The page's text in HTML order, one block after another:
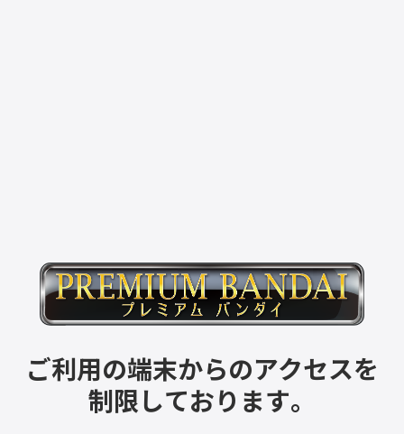
ご利用の端末からのアクセスを
制限しております。